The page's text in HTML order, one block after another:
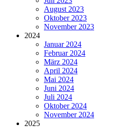
August 2023
Oktober 2023
November 2023
2024
Januar 2024
Februar 2024
März 2024
April 2024
Mai 2024
Juni 2024
Juli 2024
Oktober 2024
November 2024
2025